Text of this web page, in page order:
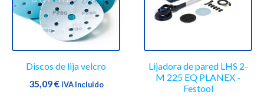
Discos de lija velcro
35,09€ IVA Incluido
variantes.
opciones
se
pueden
elegir
Lijadora de pared LHS 2-
M 225 EQ PLANEX -
Festool